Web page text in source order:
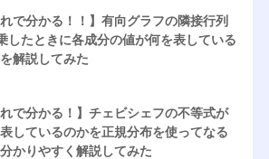
れで分かる！！】有向グラフの隣接行列
したときに各成分の値が何を表している
解説してみた
れで分かる！】チェビシェフの不等式が
しているのかを正規分布を使ってなる
かりやすく解説してみた